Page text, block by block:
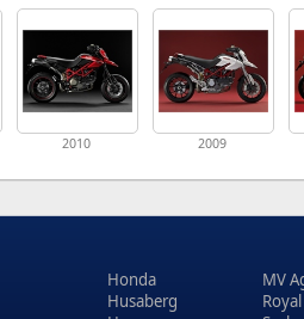
2010 2009
Honda
Husaberg
MV